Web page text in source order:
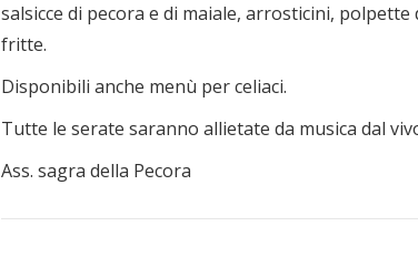
salsicce di pecora e di maiale, arrosticini,
fritte.
Disponibili anche menù per celiaci.
Tutte le serate saranno allietate da musica dal
Ass. sagra della Pecora